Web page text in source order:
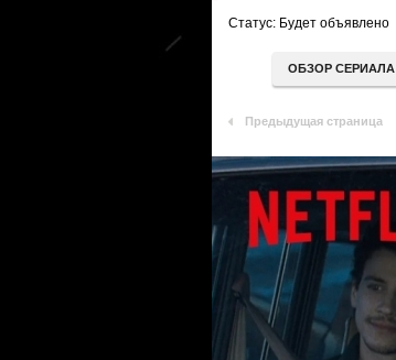
Статус: Будет объявлено
ОБЗОР СЕРИАЛА
Предыдущая страница